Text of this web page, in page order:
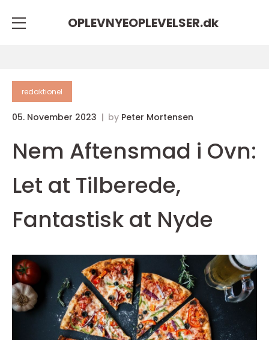
OPLEVNYEOPLEVELSER.dk
redaktionel
05. November 2023 by Peter Mortensen
Nem Aftensmad i Ovn:
Let at Tilberede,
Fantastisk at Nyde